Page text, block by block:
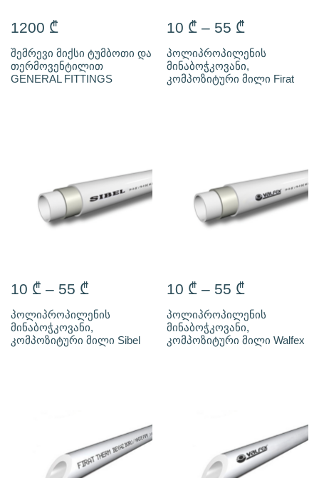
1200 ₾
შემრევი მიქსი ტუმბოთი და
თერმოვენტილით
GENERAL FITTINGS
10 ₾ – 55 ₾
პოლიპროპილენის
მინაბოჭკოვანი,
კომპოზიტური მილი Firat
10 ₾ – 55 ₾
პოლიპროპილენის
მინაბოჭკოვანი,
კომპოზიტური მილი Sibel
10 ₾ – 55 ₾
პოლიპროპილენის
მინაბოჭკოვანი,
კომპოზიტური მილი Walfex